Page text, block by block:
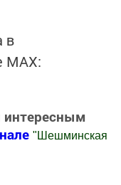
в
MАХ:
" Шешминская